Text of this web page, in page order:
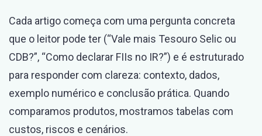
Cada artigo começa com uma pergunta concreta
que o leitor pode ter (“Vale mais Tesouro Selic ou
CDB?”, “Como declarar FIIs no IR?”) e é estruturado
para responder com clareza: contexto, dados,
exemplo numérico e conclusão prática. Quando
comparamos produtos, mostramos tabelas com
custos, riscos e cenários.